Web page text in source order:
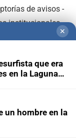
de avisos -
institucionales-
✕
que era
en la Laguna
un hombre en la